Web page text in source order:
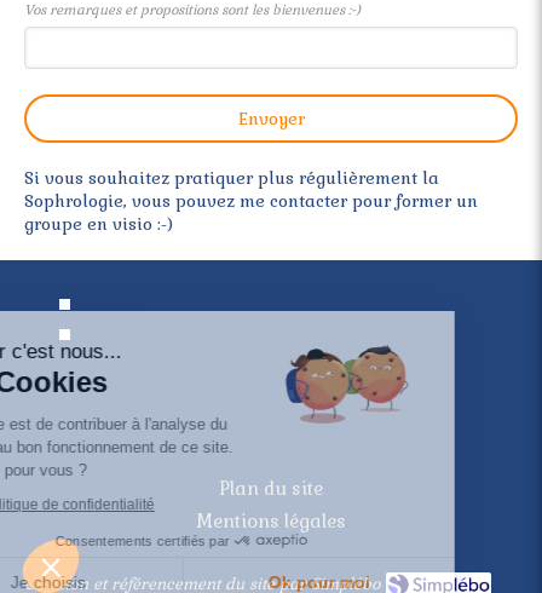
Vos remarques et propositions sont les bienvenues :-)
Envoyer
Si vous souhaitez pratiquer plus régulièrement la
Sophrologie, vous pouvez me contacter pour former un
groupe en visio :-)
Entrez votre texte ici
©2020 Gabrielle Viale - Sophrologie
Plan du site
Mentions légales
Création et référencement du site par Simplébo
Bonjour c'est nous...
Les Cookies
Notre rôle est de contribuer à l'analyse du
trafic et au bon fonctionnement de ce site.
C'est OK pour vous ?
Lire la politique de confidentialité
Consentements certifiés par
Je choisis Ok pour moi